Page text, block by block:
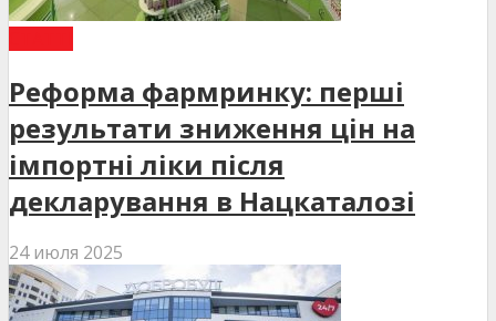
Реформа фармринку: перші
результати зниження цін на
імпортні ліки після
декларування в Нацкаталозі
24 июля 2025